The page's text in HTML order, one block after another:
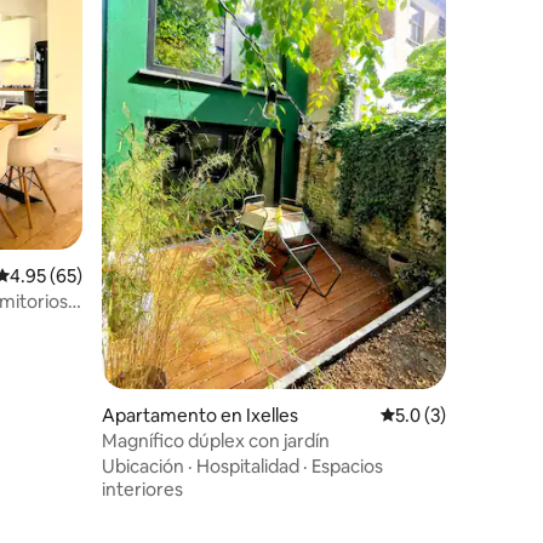
promedio: 4.95 de 5, 65 reseñas
4.95 (65)
Apartamento en Ixelles Calificación
5.0 (3)
Magnífico dúplex con jardín
Ubicación · Hospitalidad · Espacios
interiores